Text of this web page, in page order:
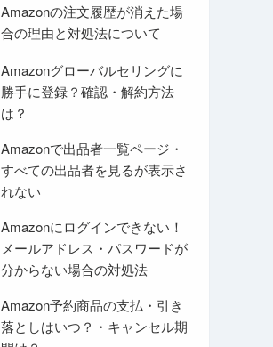
Amazonの注文履歴が消えた場
合の理由と対処法について
Amazonグローバルセリングに
勝手に登録？確認・解約方法
は？
Amazonで出品者一覧ページ・
すべての出品者を見るが表示さ
れない
Amazonにログインできない！
メールアドレス・パスワードが
分からない場合の対処法
Amazon予約商品の支払・引き
落としはいつ？・キャンセル期